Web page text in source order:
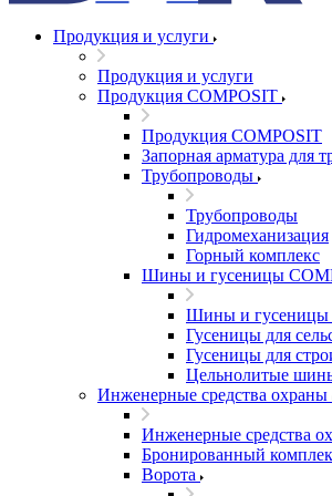
Продукция и услуги
Продукция и услуги
Продукция COMPOSIT
Продукция COMPOSIT
Запорная арматура для
Трубопроводы
Трубопроводы
Гидромеханизация
Горный комплекс
Шины и гусеницы
Шины и гусеницы
Гусеницы для
Гусеницы для
Цельнолитые
Инженерные средства охраны
Инженерные средства
Бронированный
Ворота